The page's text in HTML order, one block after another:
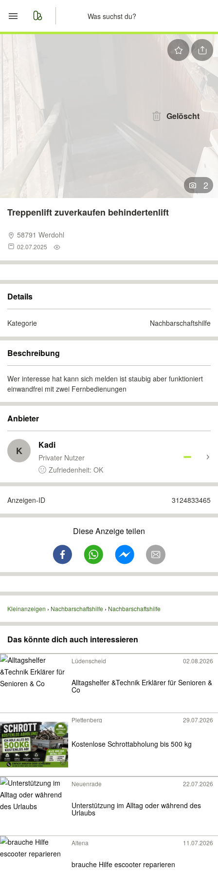
Start
Nachrichten
Anzeige aufgeben
Gelöscht
2
Treppenlift zuverkaufen behindertenlift
58791 Werdohl
02.07.2025
Details
Kategorie Nachbarschaftshilfe
Beschreibung
Wer interesse hat kann sich melden ist staubig aber funktioniert
einwandfrei mit zwei Fernbedienungen
Anbieter
K Kadi
Privater Nutzer
Zufriedenheit: OK
Anzeigen-ID 3124833465
Diese Anzeige teilen
Kleinanzeigen Nachbarschaftshilfe Nachbarschaftshilfe
Das könnte dich auch interessieren
Lüdenscheid 02.08.2026
Alltagshelfer &Technik Erklärer für Senioren &
Co
Plettenberg 29.07.2026
Kostenlose Schrottabholung bis 500 kg
Neuenrade 22.07.2026
Unterstützung im Alltag oder während des
Urlaubs
Altena 11.07.2026
brauche Hilfe escooter reparieren